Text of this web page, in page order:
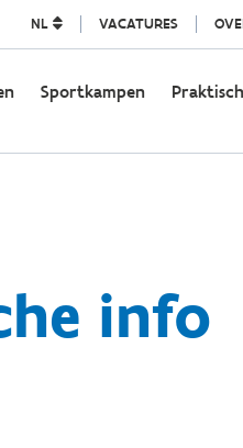
NL VACATURES
Sportkampen
info